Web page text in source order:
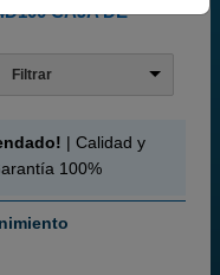
CAJA DE
Filtrar
| Calidad y
100%